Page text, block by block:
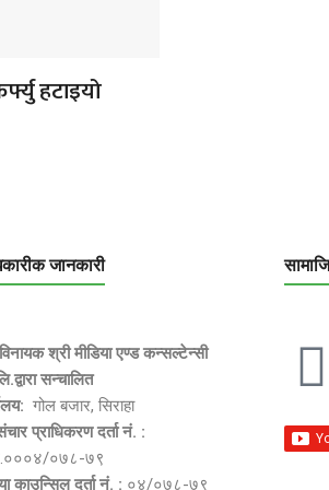
हटाइयो
जानकारी
श्री मीडिया एण्ड कन्सल्टेन्सी
सन्चालित
गोल बजार, सिराहा
प्राधिकरण दर्ता नं. :
०७८-७९
काउन्सिल दर्ता नं. : ०४/०७८-७९